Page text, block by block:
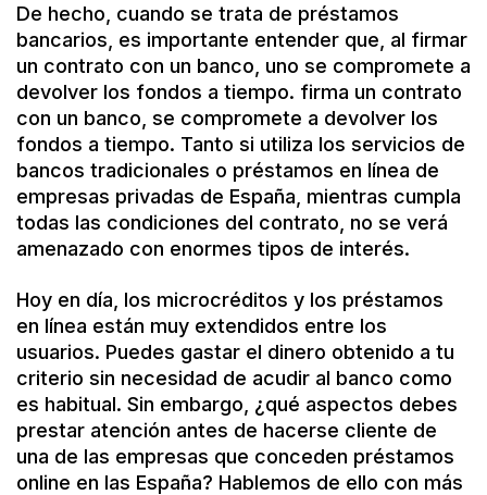
De hecho, cuando se trata de préstamos
bancarios, es importante entender que, al firmar
un contrato con un banco, uno se compromete a
devolver los fondos a tiempo. firma un contrato
con un banco, se compromete a devolver los
fondos a tiempo. Tanto si utiliza los servicios de
bancos tradicionales o préstamos en línea de
empresas privadas de España, mientras cumpla
todas las condiciones del contrato, no se verá
amenazado con enormes tipos de interés.
Hoy en día, los microcréditos y los préstamos
en línea están muy extendidos entre los
usuarios. Puedes gastar el dinero obtenido a tu
criterio sin necesidad de acudir al banco como
es habitual. Sin embargo, ¿qué aspectos debes
prestar atención antes de hacerse cliente de
una de las empresas que conceden préstamos
online en las España? Hablemos de ello con más